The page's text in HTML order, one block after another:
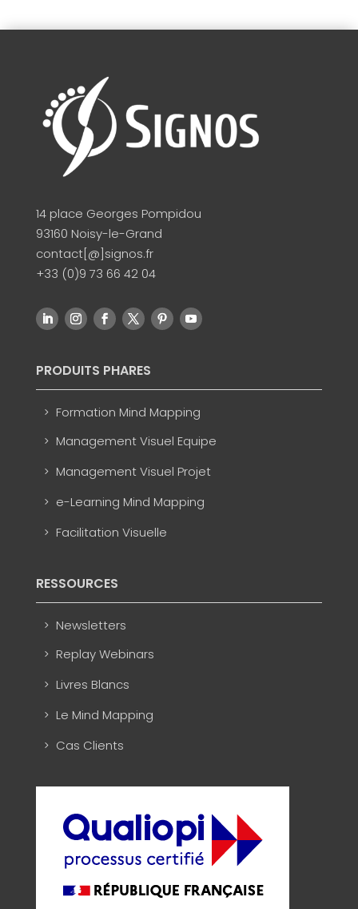
14 place Georges Pompidou
93160 Noisy-le-Grand
contact[@]signos.fr
+33 (0)9 73 66 42 04
PRODUITS PHARES
Formation Mind Mapping
Management Visuel Equipe
Management Visuel Projet
e-Learning Mind Mapping
Facilitation Visuelle
RESSOURCES
Newsletters
Replay Webinars
Livres Blancs
Le Mind Mapping
Cas Clients